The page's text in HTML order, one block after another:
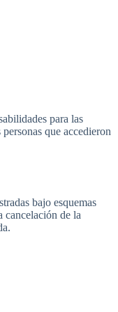
para las
que accedieron
bajo esquemas
cancelación de la